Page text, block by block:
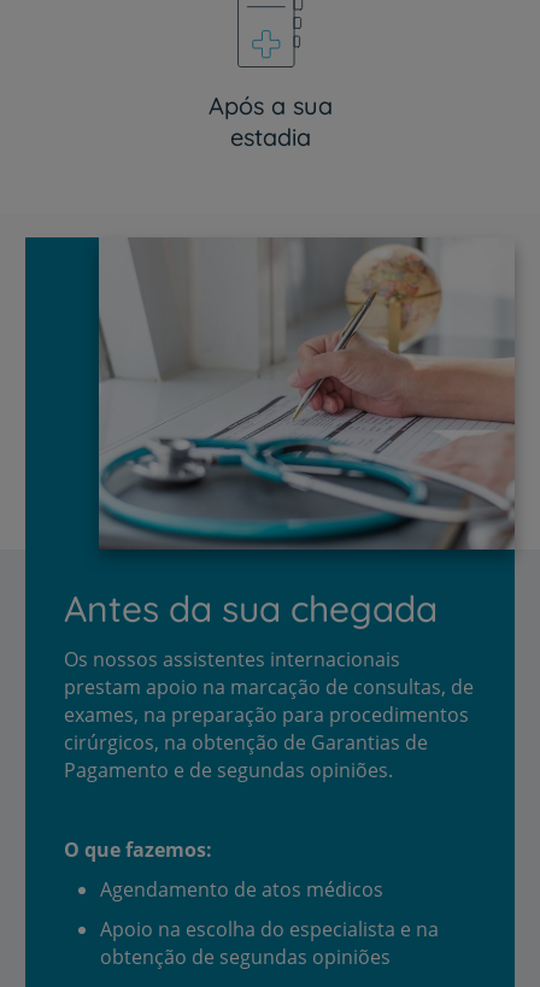
Após a sua
estadia
Antes da sua chegada
Os nossos assistentes internacionais
prestam apoio na marcação de consultas, de
exames, na preparação para procedimentos
cirúrgicos, na obtenção de Garantias de
Pagamento e de segundas opiniões.
O que fazemos:
Agendamento de atos médicos
Apoio na escolha do especialista e na
obtenção de segundas opiniões